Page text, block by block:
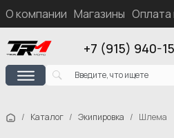
О компании Магазины Оплата
+7 (915) 940-
Каталог Экипировка Шлема